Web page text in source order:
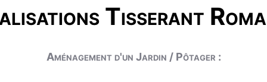
Tisserant
Aménagement d'un Jardin / Pôtager :